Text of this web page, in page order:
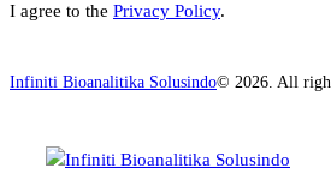
I agree to the Privacy Policy.
Infiniti Bioanalitika Solusindo© 2026. All